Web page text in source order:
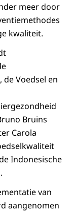
meer door
kwaliteit.
Voedsel en
Bruins
Carola
Indonesische
van
aangenomen